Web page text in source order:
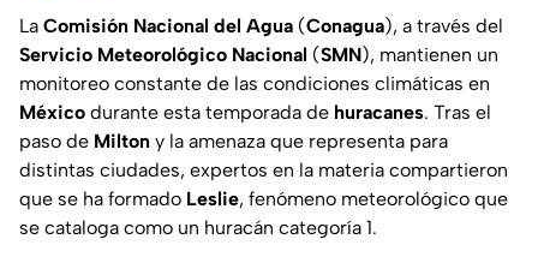
La Comisión Nacional del Agua (Conagua), a través del
Servicio Meteorológico Nacional (SMN), mantienen un
monitoreo constante de las condiciones climáticas en
México durante esta temporada de huracanes. Tras el
paso de Milton y la amenaza que representa para
distintas ciudades, expertos en la materia compartieron
que se ha formado Leslie, fenómeno meteorológico que
se cataloga como un huracán categoría 1.